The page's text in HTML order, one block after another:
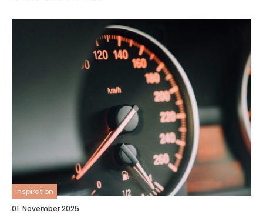
inspiration
01. November 2025